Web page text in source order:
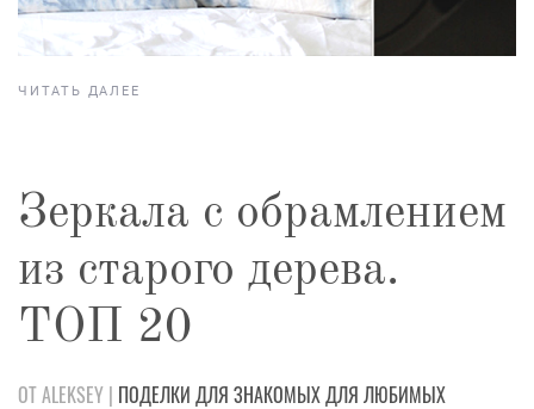
ЧИТАТЬ ДАЛЕЕ
Зеркала с обрамлением
из старого дерева.
ТОП 20
ОТ ALEKSEY | ПОДЕЛКИ ДЛЯ ЗНАКОМЫХДЛЯ ЛЮБИМЫХ